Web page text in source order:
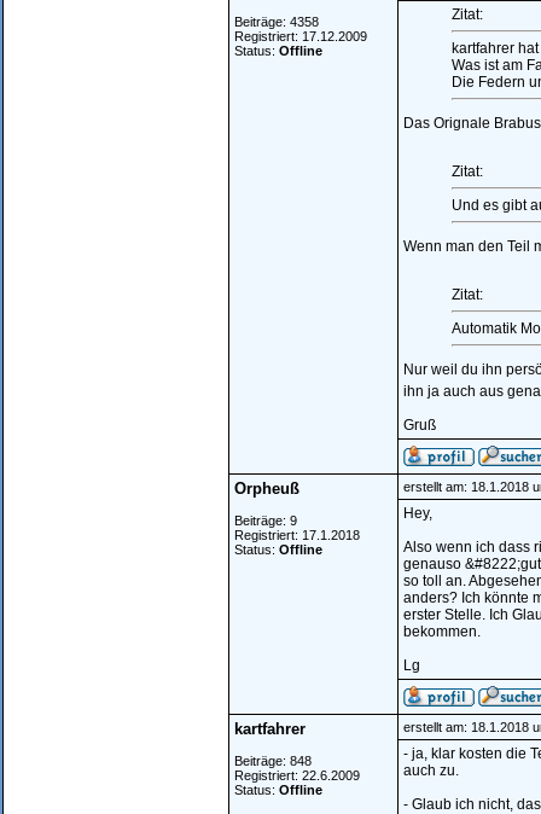
Beiträge: 4358
Registriert: 17.12.2009
Status: Offline
Zitat:
kartfahrer
Was ist am
Die Federn
Das Orignale
Zitat:
Und es gibt
Wenn man den Teil
Zitat:
Automatik
Nur weil du ihn
ihn ja auch aus
Gruß
Orpheuß
Beiträge: 9
Registriert: 17.1.2018
Status: Offline
erstellt am: 18.1.2018
Hey,
Also wenn ich dass
genauso
so toll an.
anders? Ich könnte
erster Stelle. Ich
bekommen.
Lg
kartfahrer
Beiträge: 848
Registriert: 22.6.2009
Status: Offline
erstellt am: 18.1.2018
- ja, klar kosten die
auch zu.
- Glaub ich nicht,